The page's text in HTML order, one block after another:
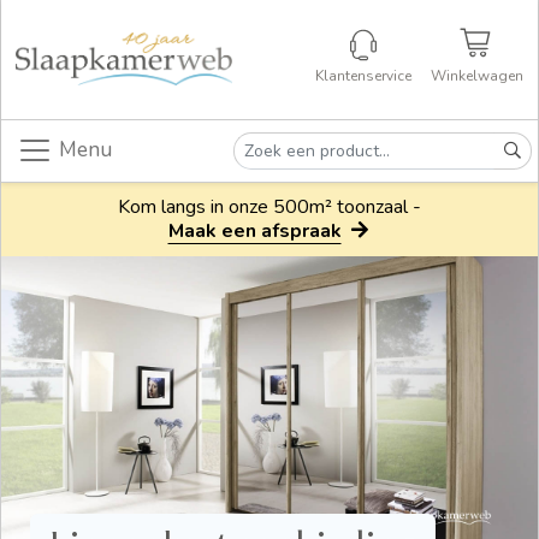
Klantenservice Winkelwagen
Menu
Kom langs in onze 500m² toonzaal -
Maak een afspraak